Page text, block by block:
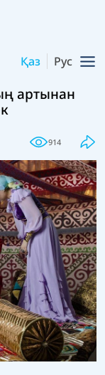
Қаз Рус
артынан
914